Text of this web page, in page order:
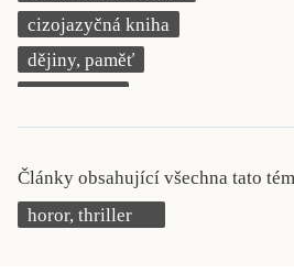
cizojazyčná kniha
dějiny, paměť
deník, korespondence, svědectví
děti 0 až 3 roky
Články obsahující všechna tato
horor, thriller